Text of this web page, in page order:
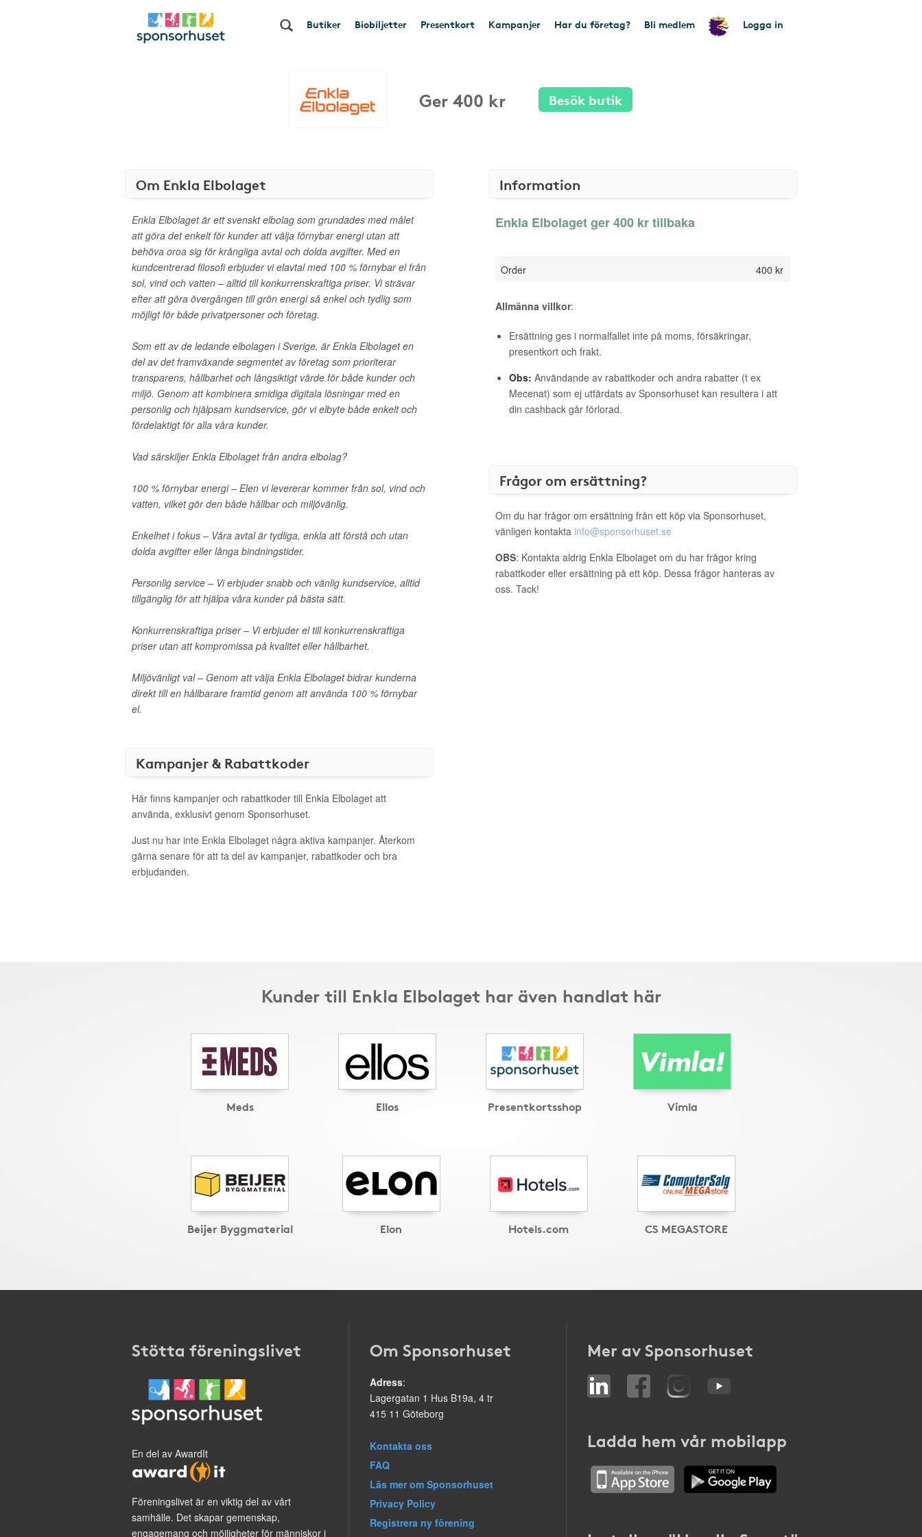
Butiker Biobiljetter Presentkort Kampanjer Har du företag? Bli medlem Logga in
Ger 400 kr Besök butik
Om Enkla Elbolaget
Enkla Elbolaget är ett svenskt elbolag som grundades med målet
att göra det enkelt för kunder att välja förnybar energi utan att
behöva oroa sig för krångliga avtal och dolda avgifter. Med en
kundcentrerad filosofi erbjuder vi elavtal med 100 % förnybar el från
sol, vind och vatten – alltid till konkurrenskraftiga priser. Vi strävar
efter att göra övergången till grön energi så enkel och tydlig som
möjligt för både privatpersoner och företag.
Som ett av de ledande elbolagen i Sverige, är Enkla Elbolaget en
del av det framväxande segmentet av företag som prioriterar
transparens, hållbarhet och långsiktigt värde för både kunder och
miljö. Genom att kombinera smidiga digitala lösningar med en
personlig och hjälpsam kundservice, gör vi elbyte både enkelt och
fördelaktigt för alla våra kunder.
Vad särskiljer Enkla Elbolaget från andra elbolag?
100 % förnybar energi – Elen vi levererar kommer från sol, vind och
vatten, vilket gör den både hållbar och miljövänlig.
Enkelhet i fokus – Våra avtal är tydliga, enkla att förstå och utan
dolda avgifter eller långa bindningstider.
Personlig service – Vi erbjuder snabb och vänlig kundservice, alltid
tillgänglig för att hjälpa våra kunder på bästa sätt.
Konkurrenskraftiga priser – Vi erbjuder el till konkurrenskraftiga
priser utan att kompromissa på kvalitet eller hållbarhet.
Miljövänligt val – Genom att välja Enkla Elbolaget bidrar kunderna
direkt till en hållbarare framtid genom att använda 100 % förnybar
el.
Kampanjer & Rabattkoder
Här finns kampanjer och rabattkoder till Enkla Elbolaget att
använda, exklusivt genom Sponsorhuset.
Just nu har inte Enkla Elbolaget några aktiva kampanjer. Återkom
gärna senare för att ta del av kampanjer, rabattkoder och bra
erbjudanden.
Information
Enkla Elbolaget ger 400 kr tillbaka
Order 400 kr
Allmänna villkor:
Ersättning ges i normalfallet inte på moms, försäkringar,
presentkort och frakt.
Obs: Användande av rabattkoder och andra rabatter (t ex
Mecenat) som ej utfärdats av Sponsorhuset kan resultera i att
din cashback går förlorad.
Frågor om ersättning?
Om du har frågor om ersättning från ett köp via Sponsorhuset,
vänligen kontakta info@sponsorhuset.se
OBS: Kontakta aldrig Enkla Elbolaget om du har frågor kring
rabattkoder eller ersättning på ett köp. Dessa frågor hanteras av
oss. Tack!
Kunder till Enkla Elbolaget har även handlat här
Meds Ellos Presentkortsshop Vimla
Beijer Byggmaterial Elon Hotels.com CS MEGASTORE
Stötta föreningslivet
En del av AwardIt
Föreningslivet är en viktig del av vårt
samhälle. Det skapar gemenskap,
engagemang och möjligheter för människor i
Om Sponsorhuset
Adress:
Lagergatan 1 Hus B19a, 4 tr
415 11 Göteborg
Kontakta oss
FAQ
Läs mer om Sponsorhuset
Privacy Policy
Registrera ny förening
Mer av Sponsorhuset
Ladda hem vår mobilapp